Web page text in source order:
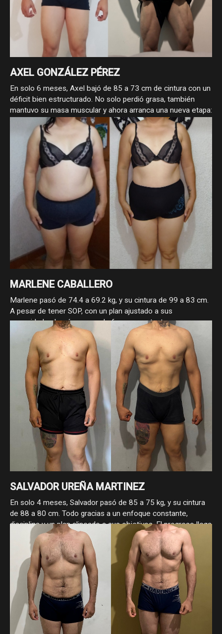
AXEL GONZÁLEZ PÉREZ
En solo 6 meses, Axel bajó de 85 a 73 cm de cintura con un
déficit bien estructurado. No solo perdió grasa, también
mantuvo su masa muscular y ahora arranca una nueva etapa:
volumen para llevar su físico al siguiente nivel.
MARLENE CABALLERO
Marlene pasó de 74.4 a 69.2 kg, y su cintura de 99 a 83 cm.
A pesar de tener SOP, con un plan ajustado a sus
necesidades logró avanzar de forma constante,
demostrando que con enfoque y estrategia, sí se puede
progresar.
SALVADOR UREÑA MARTINEZ
En solo 4 meses, Salvador pasó de 85 a 75 kg, y su cintura
de 88 a 80 cm. Todo gracias a un enfoque constante,
disciplina y un plan alineado a sus objetivos. El progreso llega
cuando se hace las cosas bien.